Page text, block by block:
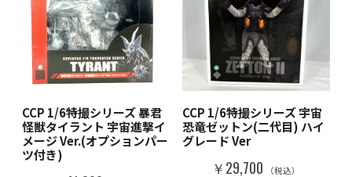
CCP 1/6特撮シリーズ 暴君
怪獣タイラント 宇宙進撃イ
メージ Ver.(オプションパー
ツ付き)
CCP 1/6特撮シリーズ 宇宙
恐竜ゼットン(二代目) ハイ
グレード Ver
￥29,700 （税込）